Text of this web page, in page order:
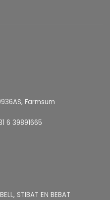
Farmsum
6 39891665
STIBAT EN BEBAT